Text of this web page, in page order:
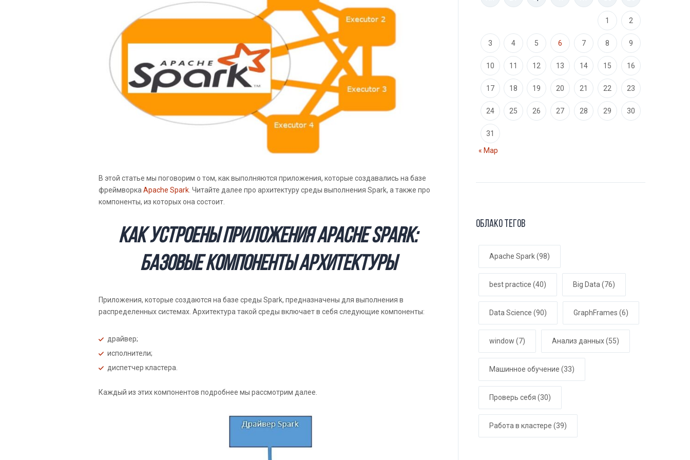
В этой статье мы поговорим о том, как выполняются приложения, которые создавались на базе
фреймворка Apache Spark . Читайте далее про архитектуру среды выполнения Spark, а также про
компоненты, из которых она состоит.
Как устроены приложения Apache Spark:
базовые компоненты архитектуры
Приложения, которые создаются на базе среды Spark, предназначены для выполнения в
распределенных системах. Архитектура такой среды включает в себя следующие компоненты:
драйвер;
исполнители;
диспетчер кластера.
Каждый из этих компонентов подробнее мы рассмотрим далее.
1 2
3 4 5 6 7 8 9
10 11 12 13 14 15 16
17 18 19 20 21 22 23
24 25 26 27 28 29 30
31
« Мар
Облако тегов
Apache Spark(98)
best practice (40) Big Data (76)
Data Science (90) GraphFrames (6)
window (7) Анализ данных(55)
Машинное обучение (33)
Проверь себя (30)
Работа в кластере (39)